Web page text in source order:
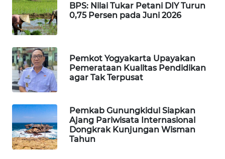
BPS: Nilai Tukar Petani DIY Turun
0,75 Persen pada Juni 2026
Pemkot Yogyakarta Upayakan
Pemerataan Kualitas Pendidikan
agar Tak Terpusat
Pemkab Gunungkidul Siapkan
Ajang Pariwisata Internasional
Dongkrak Kunjungan Wisman
Tahun
LAPAK
WAHANA
Wahana
Network
KONSUMEN
MASYARAKAT
KELISTRIKAN